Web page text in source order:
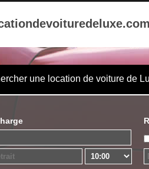
une location de voiture de